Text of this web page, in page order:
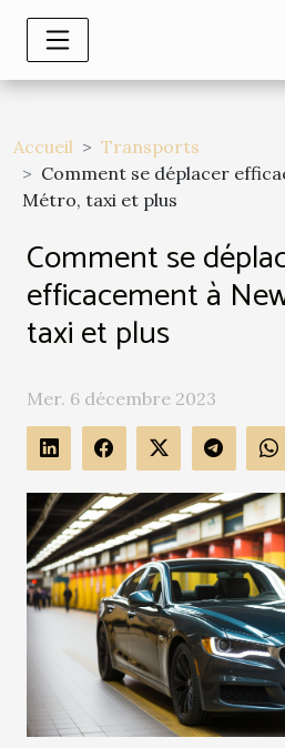
Accueil
Transports
Comment se déplacer
Métro, taxi et plus
Comment se
efficacement à
taxi et plus
Mer. 6 décembre 2023